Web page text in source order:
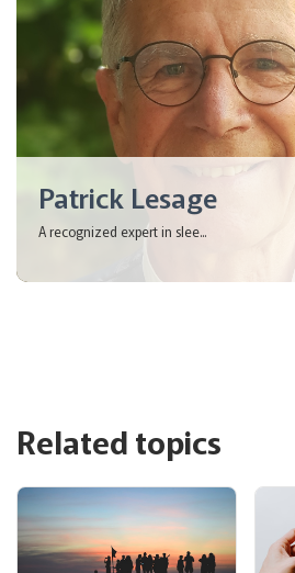
Patrick Lesage
A recognized expert in slee...
Related topics